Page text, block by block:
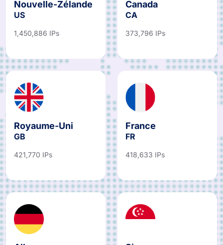
Nouvelle-Zélande
US
1,450,886 IPs
Canada
CA
373,796 IPs
Royaume-Uni
GB
421,770 IPs
France
FR
418,633 IPs